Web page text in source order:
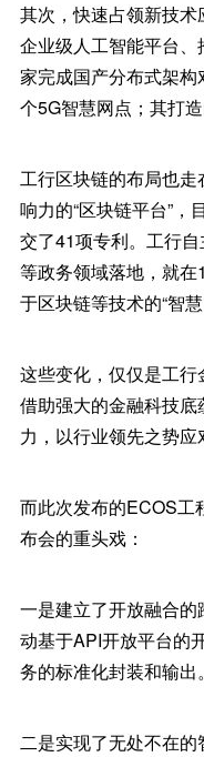
其次，快速占领新技
企业级人工智能平台
家完成国产分布式架
个5G智慧网点；其打
工行区块链的布局也
响力的“区块链平台”
交了41项专利。工行
等政务领域落地，就
于区块链等技术的“智慧
这些变化，仅仅是工
借助强大的金融科技
力，以行业领先之势应
而此次发布的ECOS工
布会的重头戏：
一是建立了开放融合
动基于API开放平台的
务的标准化封装和输出。
二是实现了无处不在